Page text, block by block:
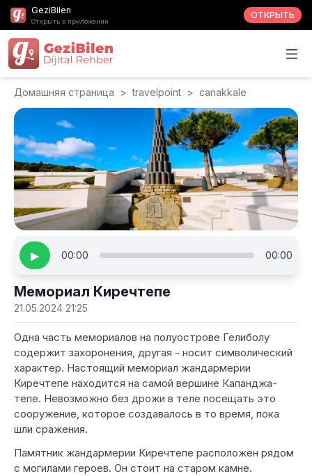
GeziBilen
Открыть в приложении
ОТКРЫТЬ
Домашняя страница > travelpoint > canakkale
▶ 00:00 00:00
Мемориал Киречтепе
21.05.2024 21:25
Одна часть мемориалов на полуострове Гелиболу
содержит захоронения, другая - носит символический
характер. Настоящий мемориал жандармерии
Киречтепе находится на самой вершине Капанджа-
тепе. Невозможно без дрожи в теле посещать это
сооружение, которое создавалось в то время, пока
шли сражения.
Памятник жандармерии Киречтепе расположен рядом
с могилами героев. Он стоит на старом камне.